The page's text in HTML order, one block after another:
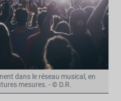
dans le réseau musical, en
mesures. - © D.R.